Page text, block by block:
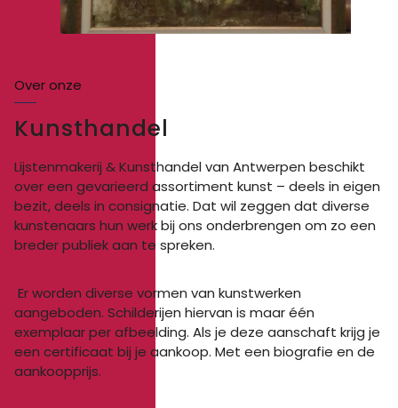
Over onze
Kunsthandel
Lijstenmakerij & Kunsthandelvan Antwerpen beschikt
over een gevarieerd assortiment kunst – deels in eigen
bezit, deels in consignatie. Dat wil zeggen dat diverse
kunstenaars hun werk bij ons onderbrengen om zo een
breder publiek aan te spreken.
Er worden diverse vormen van kunstwerken
aangeboden. Schilderijen hiervan is maar één
exemplaar per afbeelding. Als je deze aanschaft krijg je
een certificaat bij je aankoop. Met een biografie en de
aankoopprijs.